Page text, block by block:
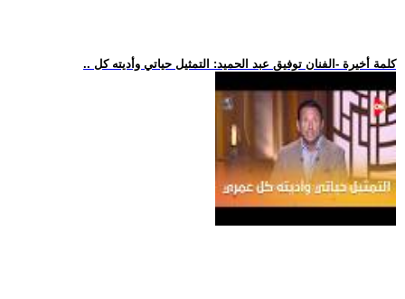
.. كلمة أخيرة -الفنان توفيق عبد الحميد: التمثيل حياتي وأديته كل